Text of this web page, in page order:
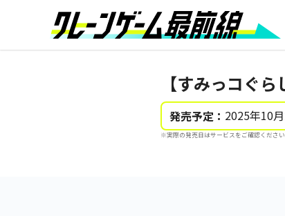
【すみっコぐ
発売予定： 2025年10
※実際の発売日はサービスをご確認ください